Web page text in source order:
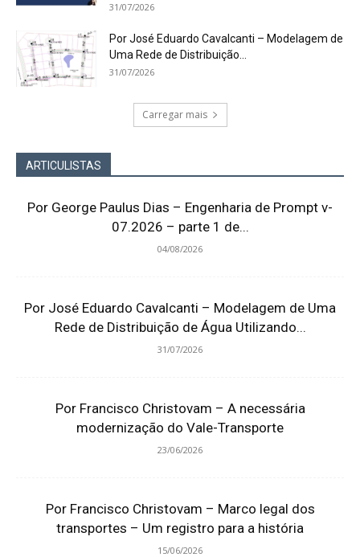
31/07/2026
Por José Eduardo Cavalcanti – Modelagem de
Uma Rede de Distribuição...
31/07/2026
Carregar mais
ARTICULISTAS
Por George Paulus Dias – Engenharia de Prompt v-
07.2026 – parte 1 de...
04/08/2026
Por José Eduardo Cavalcanti – Modelagem de Uma
Rede de Distribuição de Água Utilizando...
31/07/2026
Por Francisco Christovam – A necessária
modernização do Vale-Transporte
23/06/2026
Por Francisco Christovam – Marco legal dos
transportes – Um registro para a história
15/06/2026